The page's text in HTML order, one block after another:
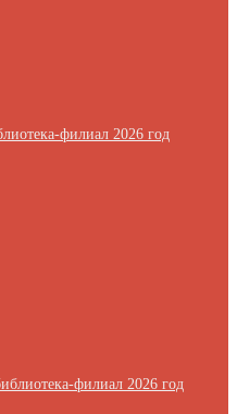
филиал 2026 год
филиал 2026 год